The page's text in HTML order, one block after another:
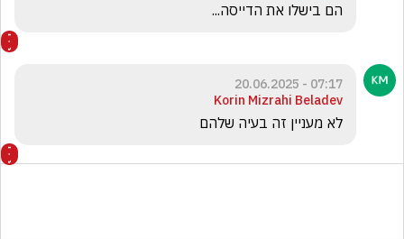
הם בישלו את הדייסה...
07:17 - 20.06.2025
Korin Mizrahi Beladev
לא מעניין זה בעיה שלהם